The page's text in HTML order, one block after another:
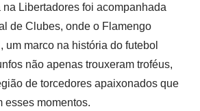
Libertadores foi acompanhada
de Clubes, onde o Flamengo
um marco na história do futebol
não apenas trouxeram troféus,
de torcedores apaixonados que
esses momentos.